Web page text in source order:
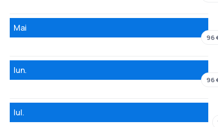
Mai
96
Iun.
96
Iul.